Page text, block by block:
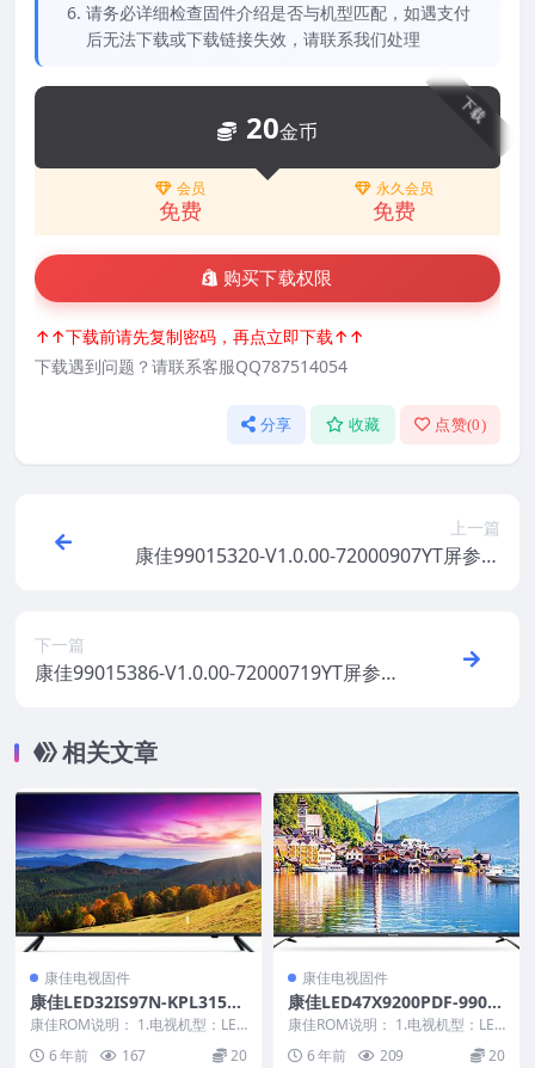
请务必详细检查固件介绍是否与机型匹配，如遇支付
后无法下载或下载链接失效，请联系我们处理
下载
20金币
会员
免费
永久会员
免费
购买下载权限
↑↑下载前请先复制密码，再点立即下载↑↑
下载遇到问题？请联系客服QQ787514054
分享 收藏 点赞(0)
上一篇
康佳99015320-V1.0.00-72000907YT屏参软
下一篇
康佳99015386-V1.0.00-72000719YT屏参软
相关文章
康佳电视固件
康佳LED32IS97N-KPL315A
1C3E1-V1.2.25-99006950原
厂系统刷机电视固件包下载
康佳ROM说明： 1.电视机型：LED
32IS97N 2.物料号：9900695...
6 年前 167 20
康佳电视固件
康佳LED47X9200PDF-9901
1322-V1.0.12原厂系统刷机
电视固件包下载
康佳ROM说明： 1.电视机型：LED
47X9200PDF 2.物料号：9901...
6 年前 209 20